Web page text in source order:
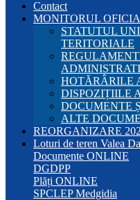
Contact
MONITORUL
STATUTUL
TERITORIALE
HOTĂRÂRILE
DISPOZIȚIILE
DOCUMENTE
ALTE
REORGANIZARE
Loturi de teren Valea
Documente ONLINE
DGDPP
Plăți ONLINE
SPCLEP Medgidia